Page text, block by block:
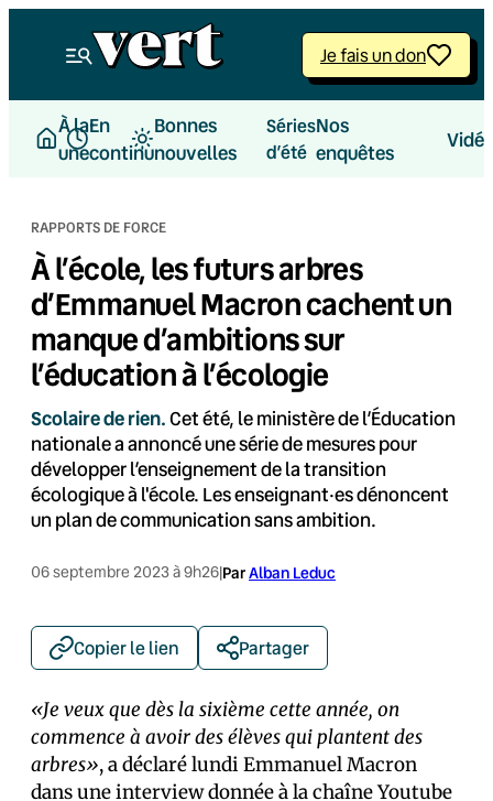
Je fais un don
À la
une
En
continu
Bonnes
nouvelles
Séries
d’été
Nos
enquêtes
RAPPORTS DE FORCE
À l’école, les futurs arbres
d’Emmanuel Macron cachent un
manque d’ambitions sur
l’éducation à l’écologie
Scolaire de rien.Cet été, le ministère de l’Éducation
nationale a annoncé une série de mesures pour
développer l’enseignement de la transition
écologique à l'école. Les enseignant·es dénoncent
un plan de communication sans ambition.
06 septembre 2023 à 9h26|ParAlban Leduc
Copier le lien Partager
«Je veux que dès la sixième cette année, on
commence à avoir des élèves qui plantent des
arbres», a déclaré lundi Emmanuel Macron
dans une interview donnée à la chaîne Youtube